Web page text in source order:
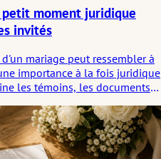
petit moment juridique
invités
mariage peut ressembler à
importance à la fois juridique
les témoins, les documents
officiel peut discrètement